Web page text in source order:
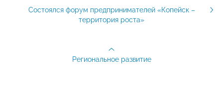
Состоялся форум предпринимателей «Копейск –
территория роста»
Региональное развитие